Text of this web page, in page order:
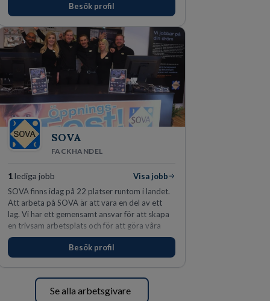
Besök profil
SOVA
FACKHANDEL
1lediga jobb
Visa jobb
SOVA finns idag på 22 platser runtom i landet.
Att arbeta på SOVA är att vara en del av ett
lag. Vi har ett gemensamt ansvar för att skapa
en trivsam arbetsplats och för att göra våra
kunder nöjda. Som medarbetare hos oss
förväntas du visa engagemang, öppenhet,
ansvar och respekt.
Besök profil
Se alla arbetsgivare